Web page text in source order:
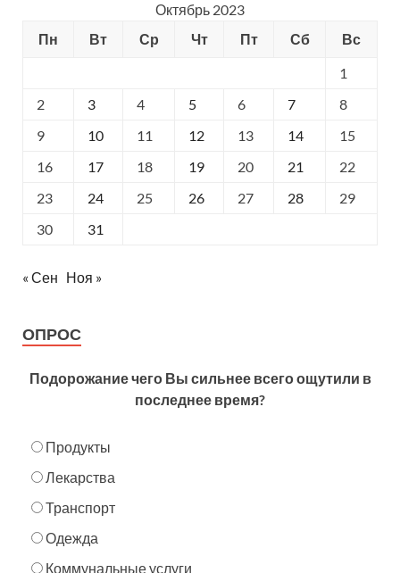
Октябрь 2023
Пн
Вт Ср Чт Пт Сб
Вс
1
2
3 4 5 6 7
8
9
10 11 12 13 14
15
16
17 18 19 20 21
22
23
24 25 26 27 28
29
30
31
« Сен Ноя »
ОПРОС
Подорожание чего Вы сильнее всего ощутили в
последнее время?
Продукты
Лекарства
Транспорт
Одежда
Коммунальные услуги